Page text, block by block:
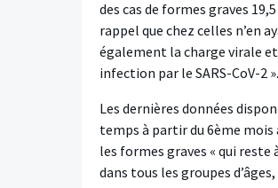
des cas de formes graves
rappel que chez celles n’en
également la charge virale
infection par le SARS-CoV-2 ».
Les dernières données
temps à partir du 6ème
les formes graves « qui reste
dans tous les groupes